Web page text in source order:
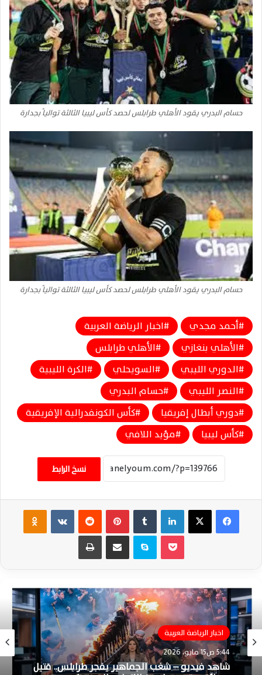
حسام البدري يقود الأهلي طرابلس لحصد كأس ليبيا الثالثة توالياً بجدارة
حسام البدري يقود الأهلي طرابلس لحصد كأس ليبيا الثالثة توالياً بجدارة
أحمد مجدي
اخبار الرياضة العربية
الأهلي بنغازي
الأهلي طرابلس
الدوري الليبي
السويحلي
الكرة الليبية
النصر الليبي
حسام البدري
دوري أبطال إفريقيا
كأس الكونفدرالية الإفريقية
كأس ليبيا
مؤيد اللافي
نسخ الرابط
فيسبوك ‫X لينكدإن بينتيريست ‏VKontakte
سكايب مشاركة عبر البريد طباعة
اخبار الرياضة العربية
5:44 ص15 مايو، 2026
اخبار الرياضة العربية
7:27 م30 يناير، 2026